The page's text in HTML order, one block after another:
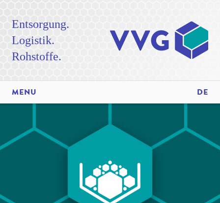
Entsorgung.
Logistik.
Rohstoffe.
MENU DE